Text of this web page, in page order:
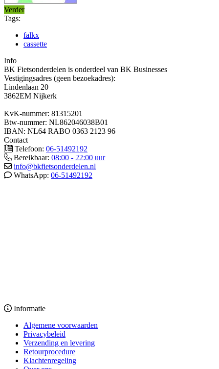
Verder
Tags:
falkx
cassette
Info
BK Fietsonderdelen is onderdeel van BK Businesses
Vestigingsadres (geen bezoekadres):
Lindenlaan 20
3862EM Nijkerk
KvK-nummer: 81315201
Btw-nummer: NL862046038B01
IBAN: NL64 RABO 0363 2123 96
Contact
Telefoon: 06-51492192
Bereikbaar: 08:00 - 22:00 uur
info@bkfietsonderdelen.nl
WhatsApp: 06-51492192
Informatie
Algemene voorwaarden
Privacybeleid
Verzending en levering
Retourprocedure
Klachtenregeling